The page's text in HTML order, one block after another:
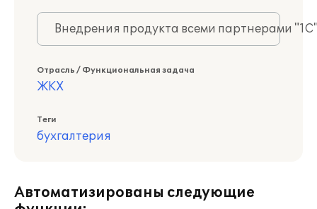
Внедрения продукта всеми партнерами
Отрасль / Функциональная задача
ЖКХ
Теги
бухгалтерия
Автоматизированы следующие